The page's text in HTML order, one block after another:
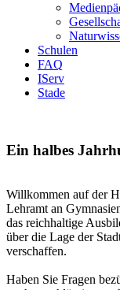
Schulen
FAQ
IServ
Stade
Ein halbes
Willkommen auf der
Lehramt an
das reichhaltige
über die Lage der
verschaffen.
Haben Sie Fragen